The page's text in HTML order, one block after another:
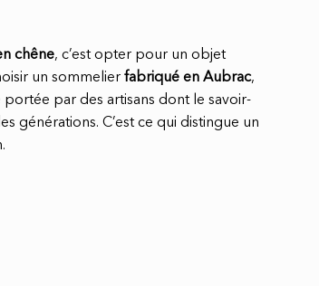
chêne, c’est opter pour un objet
un sommelier fabriqué en Aubrac,
portée par des artisans dont le savoir-
générations. C’est ce qui distingue un